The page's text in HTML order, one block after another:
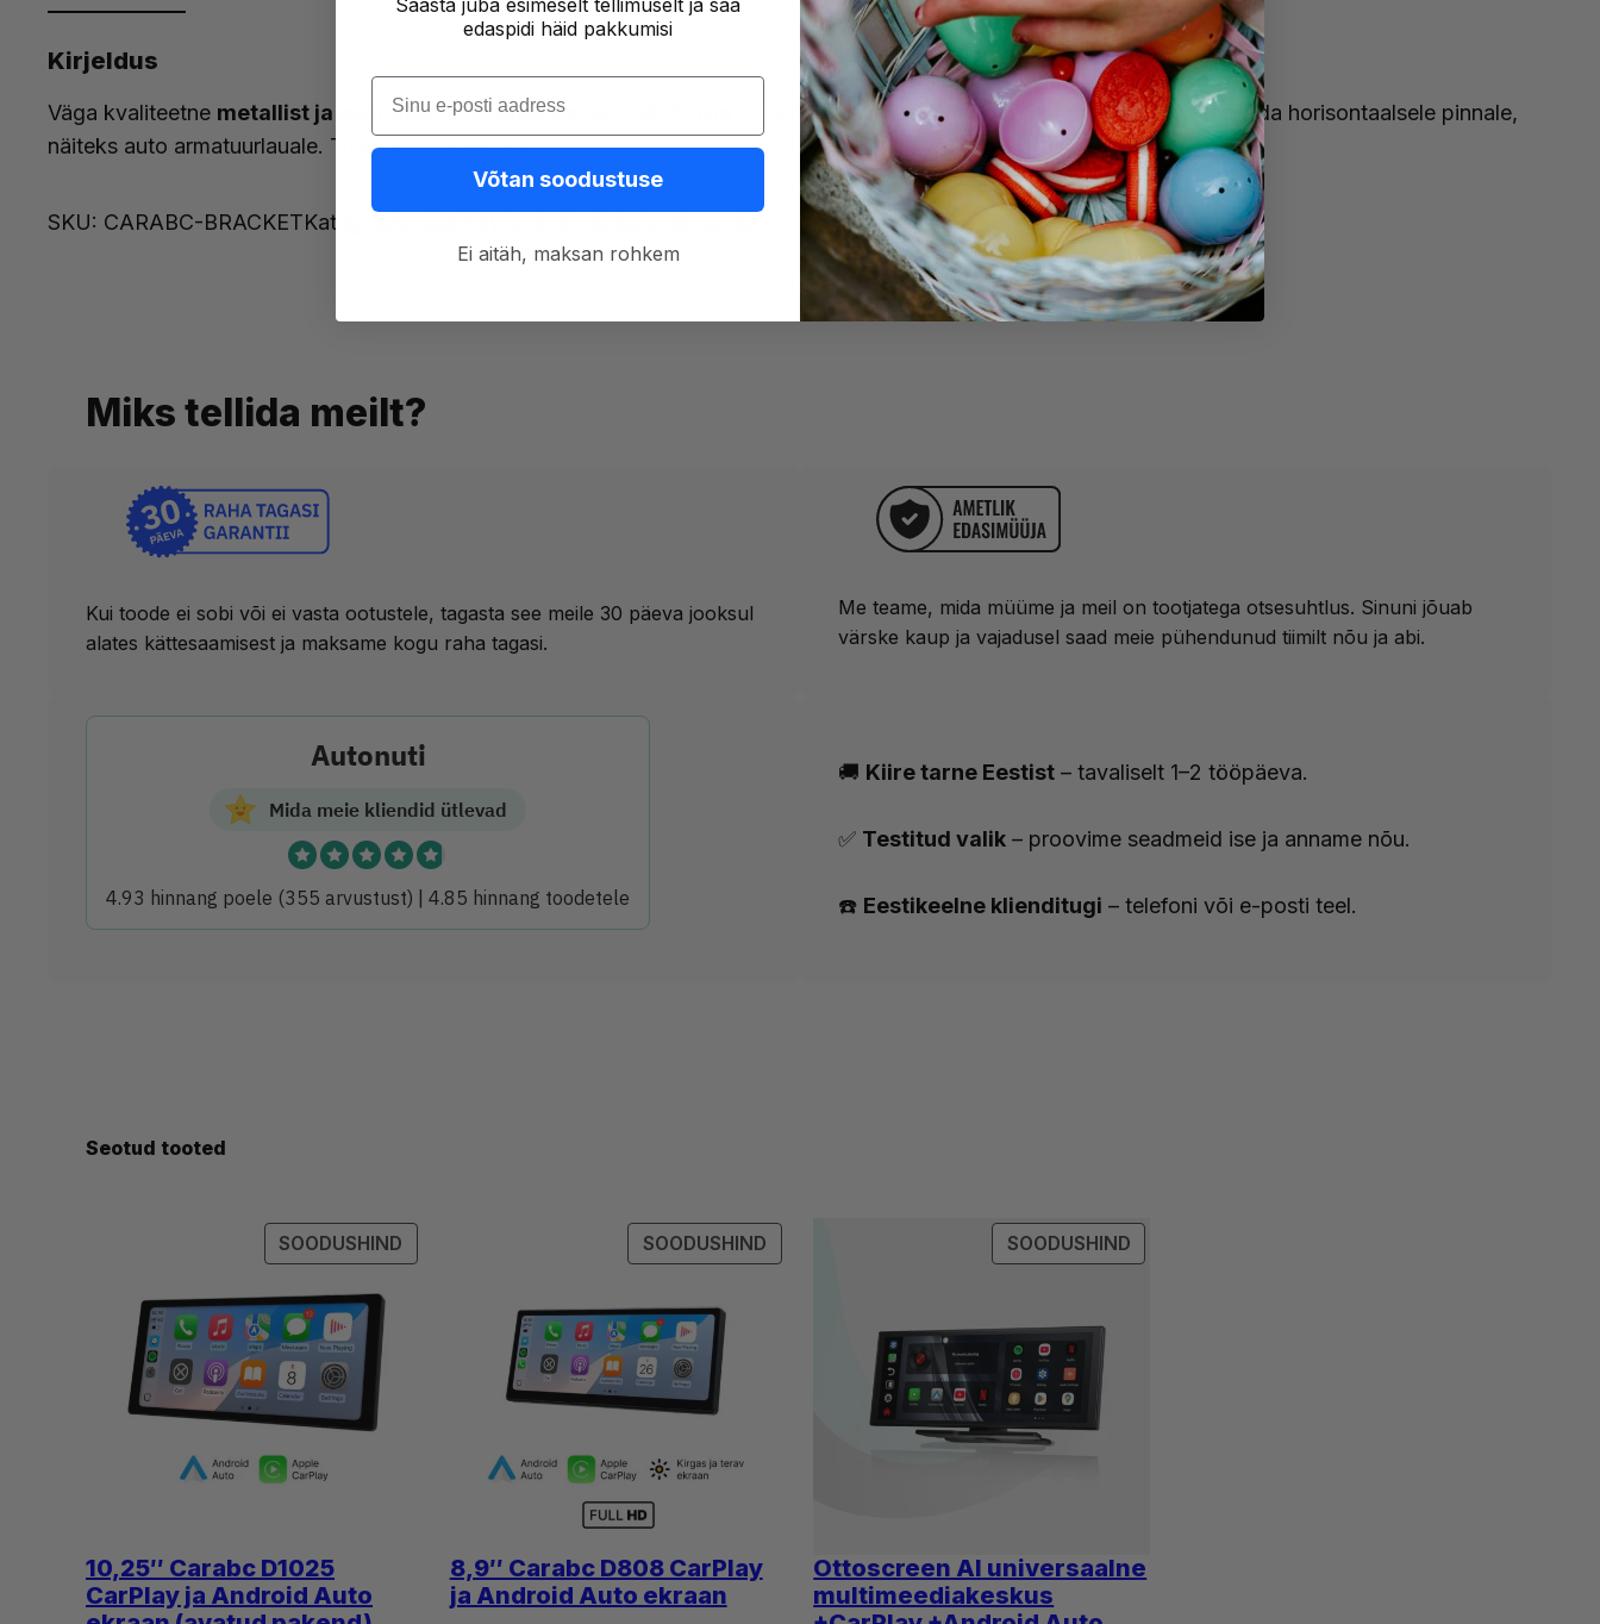
Kirjeldus
Väga kvaliteetne metallist ja kummist kinnitusjalg Carabc D808 ning D1025 mudelitele. Võimaldab ekraani tugevalt kinnitada horisontaalsele pinnale,
näiteks auto armatuurlauale. Tuleb koos kleeppadjaga.
SKU: CARABC-BRACKETKategooria:
Miks tellida meilt?
Kui toode ei sobi või ei vasta ootustele, tagasta see meile 30 päeva jooksul
alates kättesaamisest ja maksame kogu raha tagasi.
Me teame, mida müüme ja meil on tootjatega otsesuhtlus. Sinuni jõuab
värske kaup ja vajadusel saad meie pühendunud tiimilt nõu ja abi.
Autonuti
Mida meie kliendid ütlevad
4.93 hinnang poele (355 arvustust) | 4.85 hinnang toodetele
🚚 Kiire tarne Eestist – tavaliselt 1–2 tööpäeva.
✅ Testitud valik – proovime seadmeid ise ja anname nõu.
☎️ Eestikeelne klienditugi – telefoni või e-posti teel.
Seotud tooted
SOODUSHIND
TOODE
10,25″ Carabc D1025
CarPlay ja Android Auto
SOODUSHINDSOODUSMÜÜGIS
TOODE
8,9″ Carabc D808 CarPlay
ja Android Auto ekraan
SOODUSHINDSOODUSMÜÜGIS
TOODE
Ottoscreen AI universaalne
multimeediakeskus
edaspidi häid pakkumisi
Sisesta oma e-post
Võtan soodustuse
Ei aitäh, maksan rohkem